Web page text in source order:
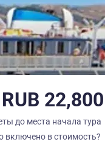
22,800
до места начала тура
включено в стоимость?